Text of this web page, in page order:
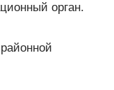
орган.